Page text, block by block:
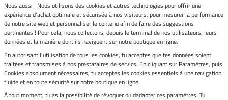
Livraison par
Paiement sécurisé
Nous aussi ! Nous utilisons des cookies et autres technologies pour offrir une
expérience d'achat optimale et sécurisée à nos visiteurs, pour mesurer la performance
de notre site web et personnaliser le contenu afin de faire des suggestions
pertinentes ! Pour cela, nous collectons, depuis le terminal de nos utilisateurs, leurs
données et la manière dont ils naviguent sur notre boutique en ligne.
En autorisant l'utilisation de tous les cookies, tu acceptes que tes données soient
traitées et transmises à nos prestataires de servics. En cliquant sur Paramètres, puis
Cookies absolument nécessaires, tu acceptes les cookies essentiels à une navigation
fluide et en toute sécurité sur notre boutique en ligne.
À tout moment, tu as la possibilité de révoquer ou dadapter ces paramètres. Tu